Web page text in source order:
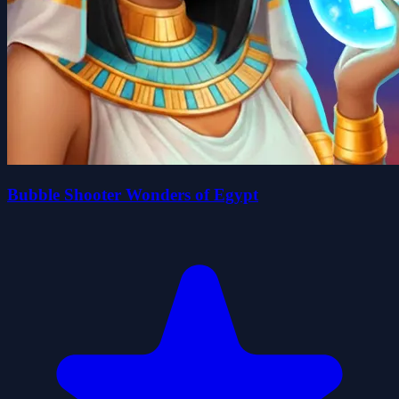
Bubble Shooter Wonders of Egypt